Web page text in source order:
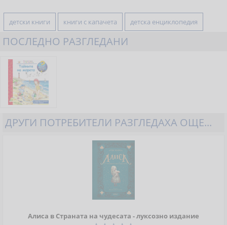
детски книги книги с капачета детска енциклопедия
ПОСЛЕДНО РАЗГЛЕДАНИ
ДРУГИ ПОТРЕБИТЕЛИ РАЗГЛЕДАХА ОЩЕ...
Алиса в Страната на чудесата - луксозно издание